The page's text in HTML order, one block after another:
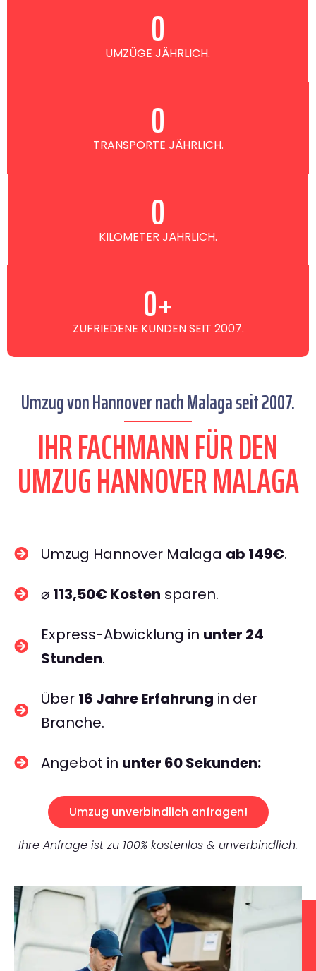
UMZÜGE JÄHRLICH.
0
TRANSPORTE JÄHRLICH.
0
KILOMETER JÄHRLICH.
0
ZUFRIEDENE KUNDEN SEIT 2007.
0+
Umzug von Hannover nach Malaga seit 2007.
IHR FACHMANN FÜR DEN
UMZUG HANNOVER MALAGA
Umzug Hannover Malaga ab 149€.
⌀ 113,50€ Kosten sparen.
Express-Abwicklung in unter 24
Stunden.
Über 16 Jahre Erfahrung in der
Branche.
Angebot in unter 60 Sekunden:
Umzug unverbindlich anfragen!
Ihre Anfrage ist zu 100% kostenlos & unverbindlich.